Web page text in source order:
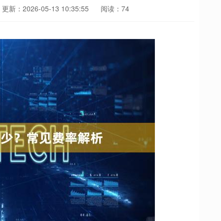
更新：2026-05-13 10:35:55 阅读：74